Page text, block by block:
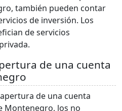
también pueden contar
de inversión. Los
de servicios
de una cuenta
de una cuenta
Montenegro, los no